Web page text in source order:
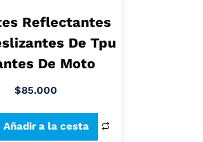
Reflectantes
De Tpu
De Moto
$85.000
Añadir a la cesta